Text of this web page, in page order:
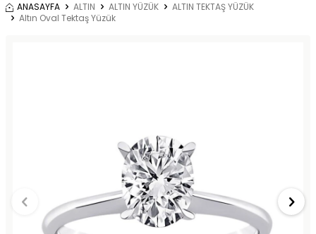
ANASAYFA ALTIN ALTIN YÜZÜK
ALTIN TEKTAŞ YÜZÜK
Altın Oval Tektaş Yüzük